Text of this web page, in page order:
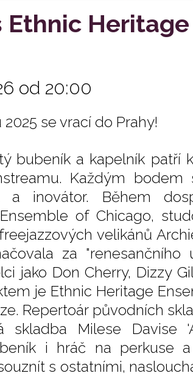
Ethnic
od 20:00
2025 se vrací do Prahy!
bubeník a kapelník patří
Každým bodem
a inovátor. Během
of Chicago,
velikánů
za "renesančního
jako Don Cherry, Dizzy
je Ethnic Heritage
Repertoár původních
skladba Milese Davise
i hráč na perkuse
s ostatními,